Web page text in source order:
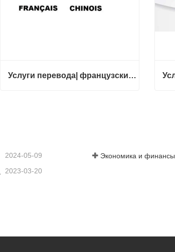
Услуги перевода| французский с китайского или на китайский
2024-05-09 Экономика и финансы
2023-03-20